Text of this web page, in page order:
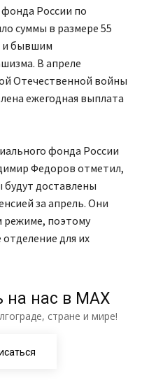
России по
суммы в размере 55
и бывшим
В апреле
Отечественной войны
ежегодная выплата
фонда России
Федоров отметил,
доставлены
за апрель. Они
режиме, поэтому
для их
на нас в МАХ
стране и мире!